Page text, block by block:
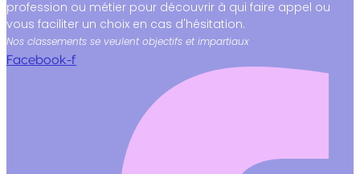
profession ou métier pour découvrir à qui faire appel ou
vous faciliter un choix en cas d'hésitation.
Nos classements se veulent objectifs et impartiaux
Facebook-f